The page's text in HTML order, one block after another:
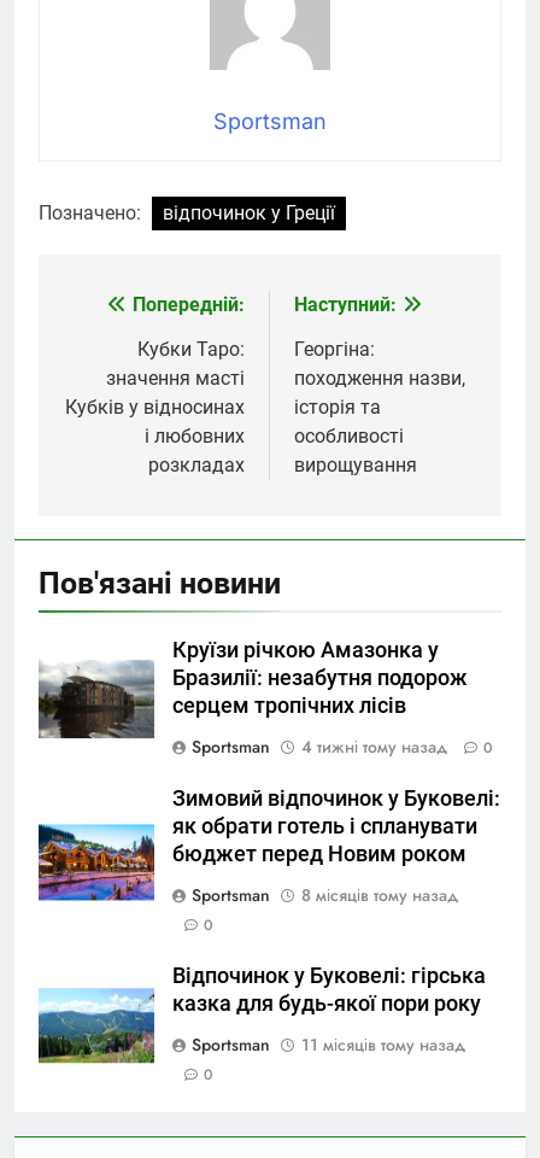
Sportsman
Позначено: відпочинок у Греції
Навігація
записів
Попередній:
Кубки Таро:
значення масті
Кубків у відносинах
і любовних
розкладах
Наступний:
Георгіна:
походження назви,
історія та
особливості
вирощування
Пов'язані новини
Круїзи річкою Амазонка у
Бразилії: незабутня подорож
серцем тропічних лісів
Sportsman
4 тижні тому назад 0
Зимовий відпочинок у Буковелі:
як обрати готель і спланувати
бюджет перед Новим роком
Sportsman
8 місяців тому назад
0
Відпочинок у Буковелі: гірська
казка для будь-якої пори року
Sportsman
11 місяців тому назад
0